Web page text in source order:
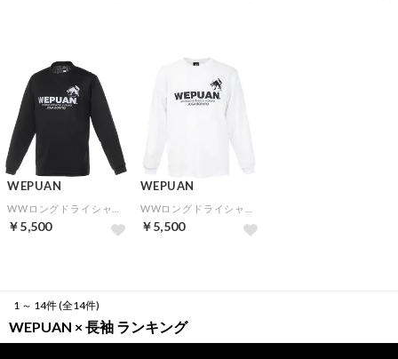
WEPUAN
￥5,500
WEPUAN
￥5,500
1 ～ 14件 (全14件)
WEPUAN × 長袖 ランキング